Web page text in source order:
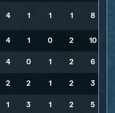
4 1 1 1 8
4 1 0 2 10
4 0 1 2 6
2 2 1 2 3
1 3 1 2 5